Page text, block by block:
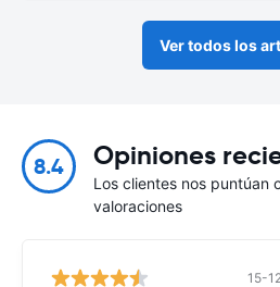
Ver todos los
8.4 Opiniones
Los clientes nos puntúan
valoraciones
15-